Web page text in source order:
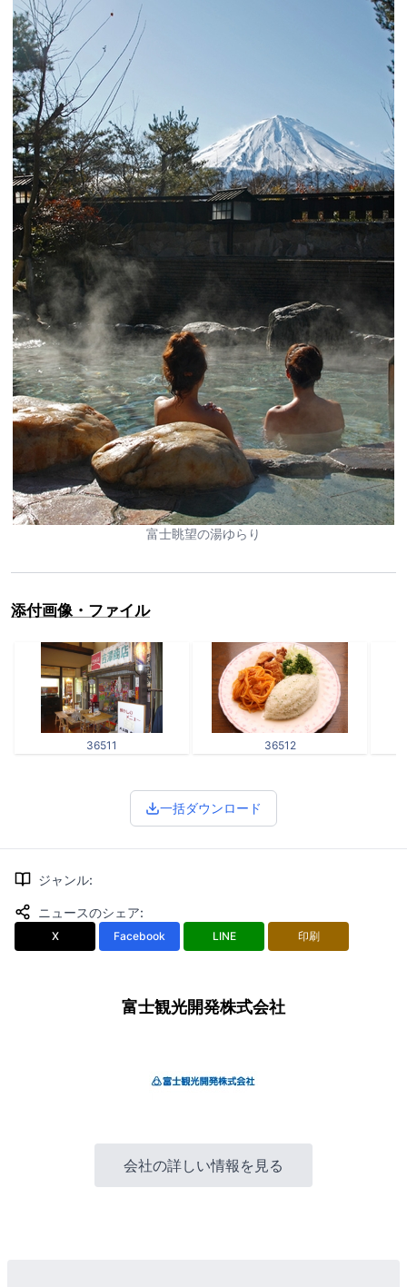
富士眺望の湯ゆらり
添付画像・ファイル
36511 36512
一括ダウンロード
ジャンル:
ニュースのシェア:
X Facebook LINE 印刷
富士観光開発株式会社
会社の詳しい情報を見る